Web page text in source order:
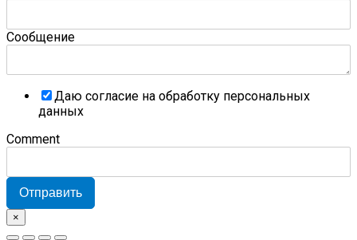
Сообщение
Даю согласие на обработку персональных
данных
Comment
Отправить
×